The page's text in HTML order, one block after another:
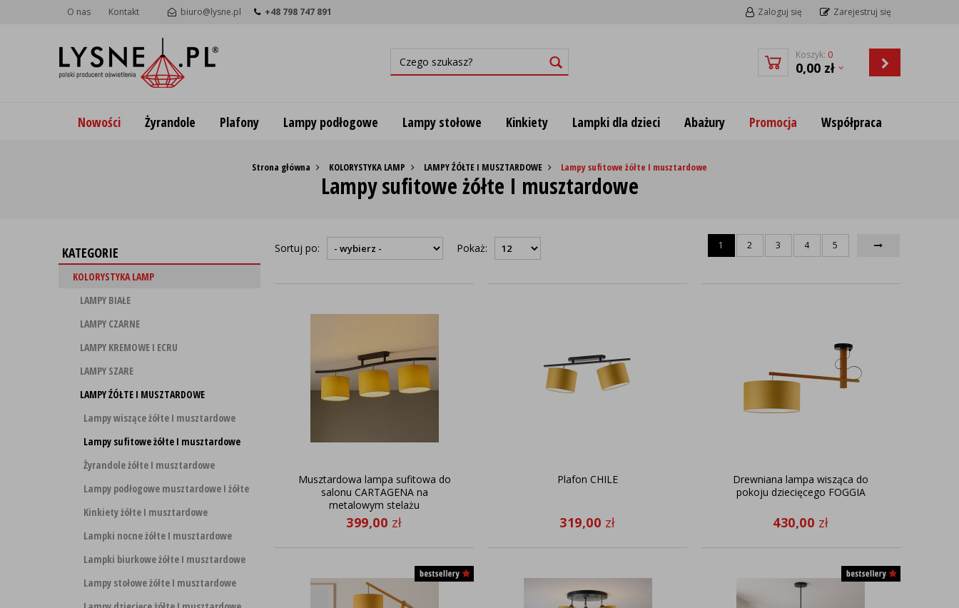
O nas Kontakt biuro@lysne.pl +48 798 747 891 Zaloguj się Zarejestruj się
Koszyk: 0
0,00 zł
Nowości Żyrandole Plafony Lampy podłogowe Lampy stołowe Kinkiety Lampki dla dzieci Abażury Promocja Współpraca
Strona główna KOLORYSTYKA LAMP LAMPY ŹÓŁTE I MUSZTARDOWE Lampy sufitowe żółte I musztardowe
Lampy sufitowe żółte I musztardowe
KATEGORIE
KOLORYSTYKA LAMP
LAMPY BIAŁE
LAMPY CZARNE
LAMPY KREMOWE I ECRU
LAMPY SZARE
LAMPY ŹÓŁTE I MUSZTARDOWE
Lampy wiszące żółte I musztardowe
Lampy sufitowe żółte I musztardowe
Żyrandole żółte I musztardowe
Lampy podłogowe musztardowe I żółte
Kinkiety żółte I musztardowe
Lampki nocne żółte I musztardowe
Lampki biurkowe żółte I musztardowe
Lampy stołowe żółte I musztardowe
Sortuj po: Pokaż: 1 2 3 4 5
Musztardowa lampa sufitowa do
salonu CARTAGENA na
metalowym stelażu
399,00 zł
Plafon CHILE
319,00 zł
Drewniana lampa wisząca do
pokoju dziecięcego FOGGIA
430,00 zł